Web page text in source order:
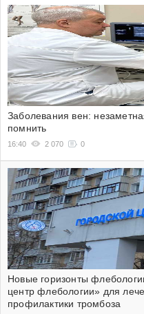
Заболевания вен:
помнить
16:40 2 070 0
Новые горизонты
центр флебологии» для
профилактики тромбоза